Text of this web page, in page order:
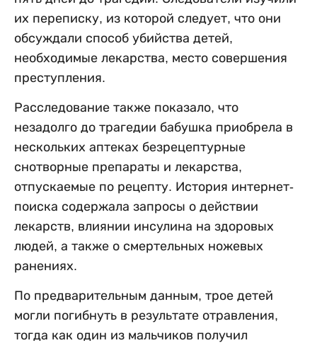
их переписку, из которой следует, что они
обсуждали способ убийства детей,
необходимые лекарства, место совершения
преступления.
Расследование также показало, что
незадолго до трагедии бабушка приобрела в
нескольких аптеках безрецептурные
снотворные препараты и лекарства,
отпускаемые по рецепту. История интернет-
поиска содержала запросы о действии
лекарств, влиянии инсулина на здоровых
людей, а также о смертельных ножевых
ранениях.
По предварительным данным, трое детей
могли погибнуть в результате отравления,
тогда как один из мальчиков получил